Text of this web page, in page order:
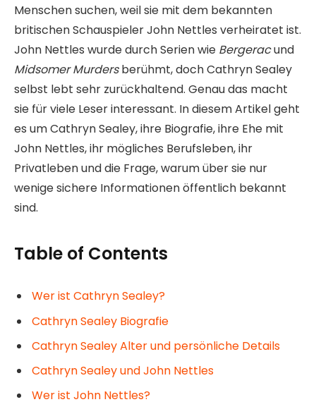
Menschen suchen, weil sie mit dem bekannten
britischen Schauspieler John Nettles verheiratet ist.
John Nettles wurde durch Serien wie Bergeracund
Midsomer Murdersberühmt, doch Cathryn Sealey
selbst lebt sehr zurückhaltend. Genau das macht
sie für viele Leser interessant. In diesem Artikel geht
es um Cathryn Sealey, ihre Biografie, ihre Ehe mit
John Nettles, ihr mögliches Berufsleben, ihr
Privatleben und die Frage, warum über sie nur
wenige sichere Informationen öffentlich bekannt
sind.
Table of Contents
Wer ist Cathryn Sealey?
Cathryn Sealey Biografie
Cathryn Sealey Alter und persönliche Details
Cathryn Sealey und John Nettles
Wer ist John Nettles?